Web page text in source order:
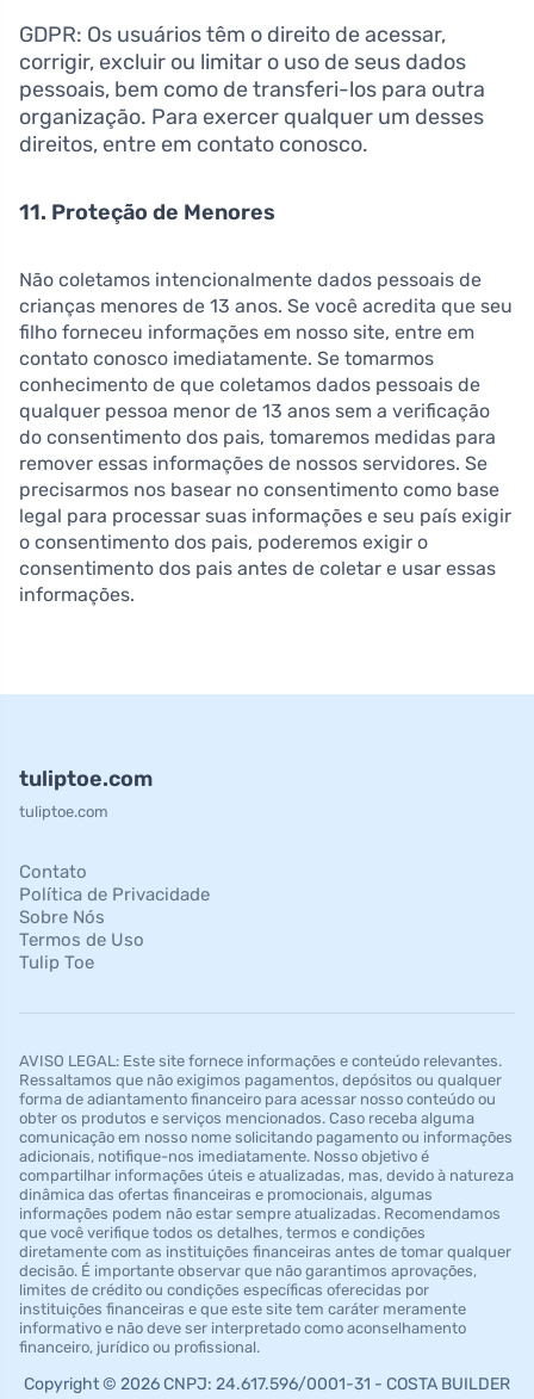
GDPR: Os usuários têm o direito de acessar,
corrigir, excluir ou limitar o uso de seus dados
pessoais, bem como de transferi-los para outra
organização. Para exercer qualquer um desses
direitos, entre em contato conosco.
11. Proteção de Menores
Não coletamos intencionalmente dados pessoais de
crianças menores de 13 anos. Se você acredita que seu
filho forneceu informações em nosso site, entre em
contato conosco imediatamente. Se tomarmos
conhecimento de que coletamos dados pessoais de
qualquer pessoa menor de 13 anos sem a verificação
do consentimento dos pais, tomaremos medidas para
remover essas informações de nossos servidores. Se
precisarmos nos basear no consentimento como base
legal para processar suas informações e seu país exigir
o consentimento dos pais, poderemos exigir o
consentimento dos pais antes de coletar e usar essas
informações.
tuliptoe.com
tuliptoe.com
Contato
Política de Privacidade
Sobre Nós
Termos de Uso
Tulip Toe
AVISO LEGAL: Este site fornece informações e conteúdo relevantes.
Ressaltamos que não exigimos pagamentos, depósitos ou qualquer
forma de adiantamento financeiro para acessar nosso conteúdo ou
obter os produtos e serviços mencionados. Caso receba alguma
comunicação em nosso nome solicitando pagamento ou informações
adicionais, notifique-nos imediatamente. Nosso objetivo é
compartilhar informações úteis e atualizadas, mas, devido à natureza
dinâmica das ofertas financeiras e promocionais, algumas
informações podem não estar sempre atualizadas. Recomendamos
que você verifique todos os detalhes, termos e condições
diretamente com as instituições financeiras antes de tomar qualquer
decisão. É importante observar que não garantimos aprovações,
limites de crédito ou condições específicas oferecidas por
instituições financeiras e que este site tem caráter meramente
informativo e não deve ser interpretado como aconselhamento
financeiro, jurídico ou profissional.
Copyright © 2026 CNPJ: 24.617.596/0001-31 - COSTA BUILDER